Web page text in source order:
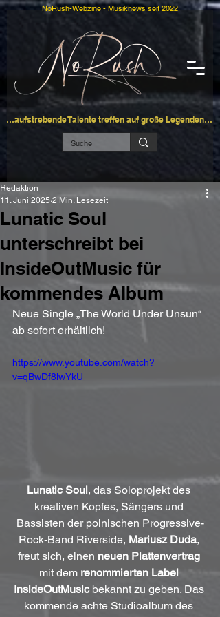
…aufstrebende Talente treffen auf große Legenden…
NoRush-Webzine - Musiknews seit 2022
Lunatic Soul
unterschreibt bei
InsideOutMusic für
kommendes Album
Redaktion
11. Juni 2025 2 Min. Lesezeit
Neue Single „The World Under Unsun“
ab sofort erhältlich!
https://www.youtube.com/watch?
v=qBwDf8lwYkU
Lunatic Soul, das Soloprojekt des
kreativen Kopfes, Sängers und
Bassisten der polnischen Progressive-
Rock-Band Riverside, Mariusz Duda,
freut sich, einen neuen Plattenvertrag
mit dem renommierten Label
InsideOutMusic bekannt zu geben. Das
kommende achte Studioalbum des